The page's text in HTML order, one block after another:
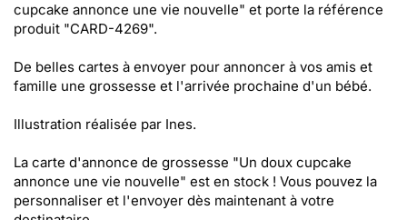
cupcake annonce une vie nouvelle" et porte la référence
produit "CARD-4269".
De belles cartes à envoyer pour annoncer à vos amis et
famille une grossesse et l'arrivée prochaine d'un bébé.
Illustration réalisée par Ines.
La carte d'annonce de grossesse "Un doux cupcake
annonce une vie nouvelle" est en stock ! Vous pouvez la
personnaliser et l'envoyer dès maintenant à votre